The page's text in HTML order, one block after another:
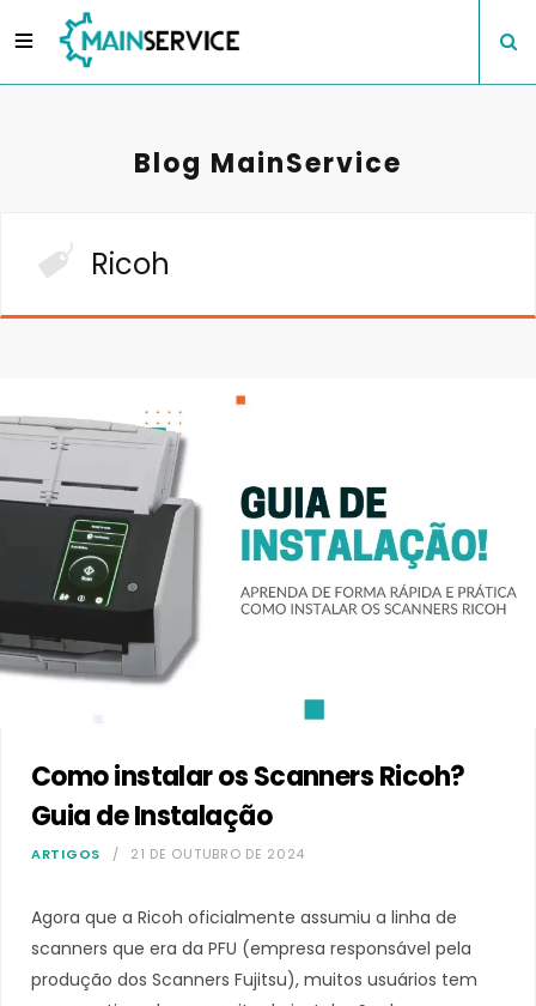
Blog MainService
Ricoh
Como instalar os Scanners Ricoh?
Guia de Instalação
ARTIGOS 21 DE OUTUBRO DE 2024
Agora que a Ricoh oficialmente assumiu a linha de
scanners que era da PFU (empresa responsável pela
produção dos Scanners Fujitsu), muitos usuários tem